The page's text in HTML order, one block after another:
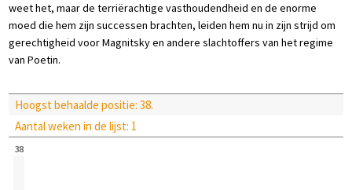
weet het, maar de terriërachtige vasthoudendheid en de enorme
moed die hem zijn successen brachten, leiden hem nu in zijn strijd om
gerechtigheid voor Magnitsky en andere slachtoffers van het regime
van Poetin.
Hoogst behaalde positie: 38.
Aantal weken in de lijst: 1
38